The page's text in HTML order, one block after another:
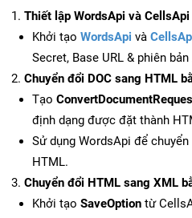
Thiết lập WordsApi và CellsApi
Khởi tạo WordsApi và
Secret, Base URL & phiên
Chuyển đổi DOC sang HTML
Tạo
định dạng được đặt thành
Sử dụng WordsApi để
HTML.
Chuyển đổi HTML sang XML
Khởi tạo SaveOption từ